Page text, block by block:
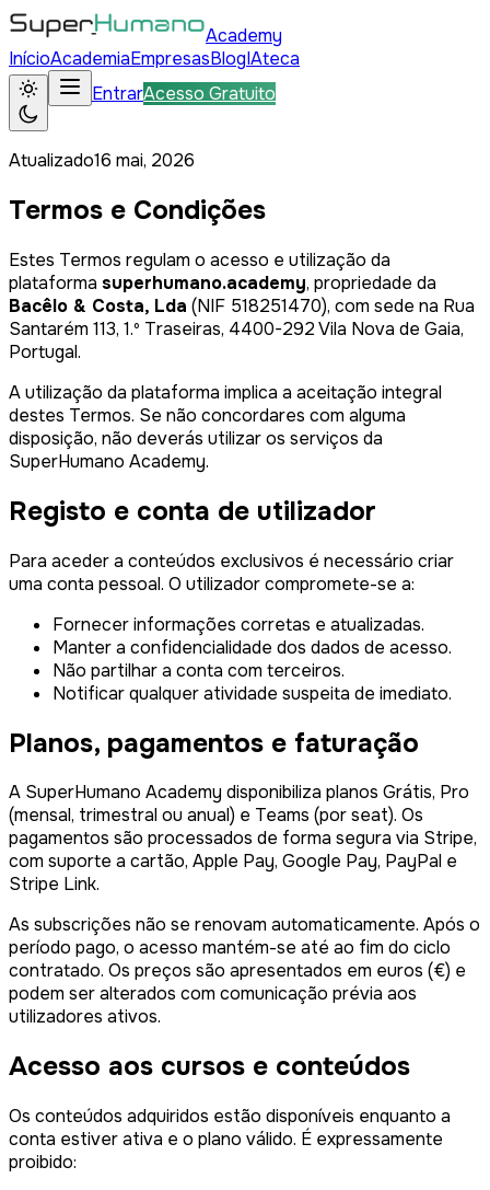
Academy
InícioAcademiaEmpresasBlogIAteca
EntrarAcesso Gratuito
Atualizado16 mai, 2026
Termos e Condições
Estes Termos regulam o acesso e utilização da
plataforma superhumano.academy, propriedade da
Bacêlo & Costa, Lda (NIF 518251470), com sede na Rua
Santarém 113, 1.º Traseiras, 4400-292 Vila Nova de Gaia,
Portugal.
A utilização da plataforma implica a aceitação integral
destes Termos. Se não concordares com alguma
disposição, não deverás utilizar os serviços da
SuperHumano Academy.
Registo e conta de utilizador
Para aceder a conteúdos exclusivos é necessário criar
uma conta pessoal. O utilizador compromete-se a:
Fornecer informações corretas e atualizadas.
Manter a confidencialidade dos dados de acesso.
Não partilhar a conta com terceiros.
Notificar qualquer atividade suspeita de imediato.
Planos, pagamentos e faturação
A SuperHumano Academy disponibiliza planos Grátis, Pro
(mensal, trimestral ou anual) e Teams (por seat). Os
pagamentos são processados de forma segura via Stripe,
com suporte a cartão, Apple Pay, Google Pay, PayPal e
Stripe Link.
As subscrições não se renovam automaticamente. Após o
período pago, o acesso mantém-se até ao fim do ciclo
contratado. Os preços são apresentados em euros (€) e
podem ser alterados com comunicação prévia aos
utilizadores ativos.
Acesso aos cursos e conteúdos
Os conteúdos adquiridos estão disponíveis enquanto a
conta estiver ativa e o plano válido. É expressamente
proibido: